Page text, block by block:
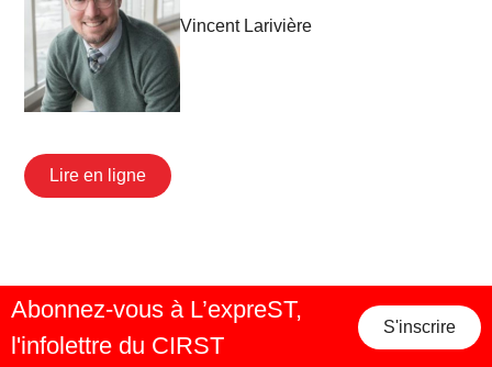
Vincent Larivière
Lire en ligne
Abonnez-vous à L’expreST,
l'infolettre du CIRST
S'inscrire